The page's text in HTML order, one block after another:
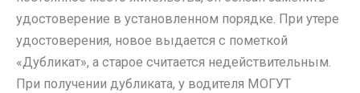
удостоверение в установленном порядке. При утере
удостоверения, новое выдается с пометкой
«Дубликат», а старое считается недействительным.
При получении дубликата, у водителя МОГУТ